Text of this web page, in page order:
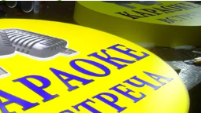
Цена
ЛАЙТБОКСЫ